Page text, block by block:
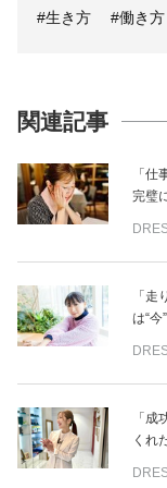
#生き方 #働き方
関連記事
「
完璧
「
は“今
「
くれ